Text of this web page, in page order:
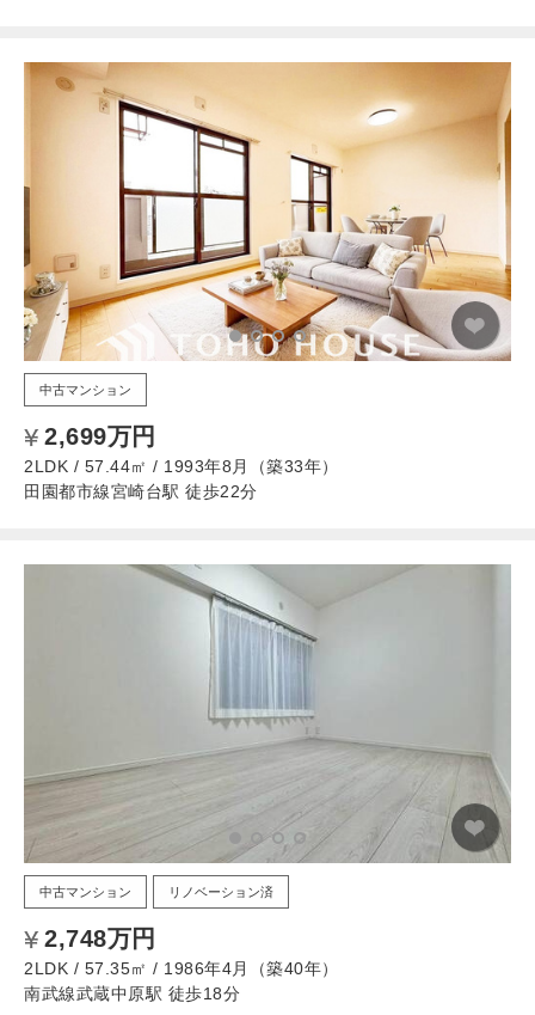
中古マンション
2,699万円
2LDK / 57.44㎡ / 1993年8月（築33年）
田園都市線宮崎台駅 徒歩22分
中古マンション リノベーション済
2,748万円
2LDK / 57.35㎡ / 1986年4月（築40年）
南武線武蔵中原駅 徒歩18分